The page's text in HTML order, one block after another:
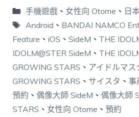
手機遊戲、 女性向 Otome 、 日
Android 、 BANDAI NAMCO
Feature 、 iOS 、 SideM 、 THE
IDOLM@STER SideM 、 THE
GROWING STARS 、 アイドルマス
GROWING STARS 、 サイスタ 、 事
預約 、 偶像大師 SideM 、 偶像大師
STARS 、 女性向 Otome 、 預約